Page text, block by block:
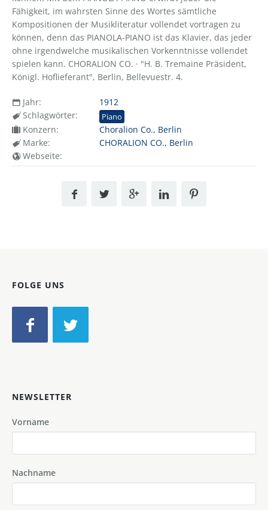
Fähigkeit, im wahrsten Sinne des Wortes sämtliche
Kompositionen der Musikliteratur vollendet vortragen zu
können, denn das PIANOLA-PIANO ist das Klavier, das jeder
ohne irgendwelche musikalischen Vorkenntnisse vollendet
spielen kann. CHORALION CO. · "H. B. Tremaine Präsident,
Königl. Hoflieferant", Berlin, Bellevuestr. 4.
Jahr:
1912
Schlagwörter:
Piano
Konzern:
Choralion Co., Berlin
Marke:
CHORALION CO., Berlin
Webseite:
FOLGE UNS
NEWSLETTER
Vorname
Nachname